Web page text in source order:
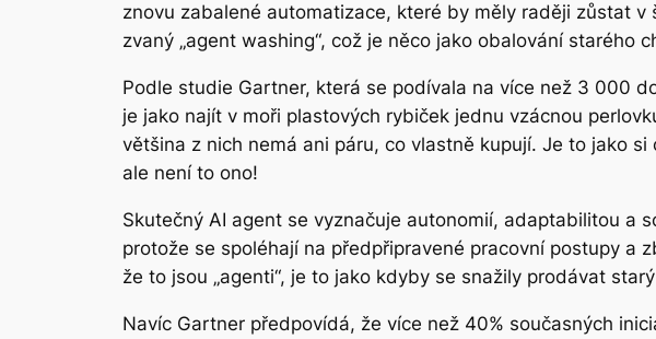
znovu zabalené automatizace, které by měly raději zůstat
zvaný „agent washing“, což je něco jako obalování
Podle studie Gartner, která se podívala na více než 3 000
je jako najít v moři plastových rybiček jednu vzácnou
většina z nich nemá ani páru, co vlastně kupují. Je to jako
ale není to ono!
Skutečný AI agent se vyznačuje autonomií, adaptabilitou a
protože se spoléhají na předpřipravené pracovní postupy a
že to jsou „agenti“, je to jako kdyby se snažily prodávat
Navíc Gartner předpovídá, že více než 40% současných